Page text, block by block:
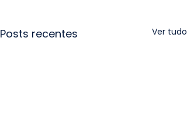
Posts recentes Ver tudo